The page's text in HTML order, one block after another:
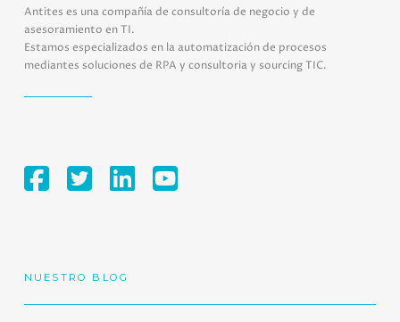
Antites es una compañía de consultoría de negocio y de
asesoramiento en TI.
Estamos especializados en la automatización de procesos
mediantes soluciones de RPA y consultoria y sourcing TIC.
NUESTRO BLOG